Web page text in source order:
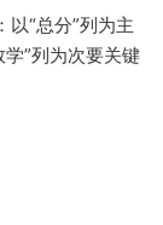
以“总分”列为主
”列为次要关键